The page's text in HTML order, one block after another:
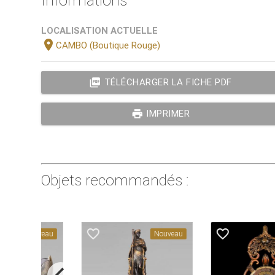
LOCALISATION ACTUELLE
location_onCAMBO (Boutique Rouge)
picture_as_pdf TÉLÉCHARGER LA FICHE PDF
print IMPRIMER
Objets recommandés :
Nouveau
Nouveau